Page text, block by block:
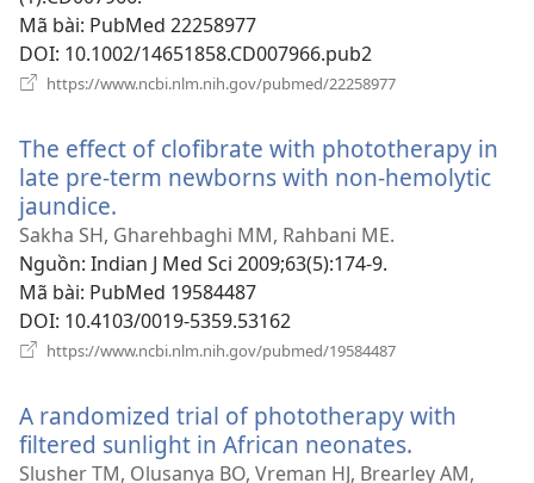
Mã bài‎: PubMed 22258977
DOI‎: 10.1002/14651858.CD007966.pub2
https://www.ncbi.nlm.nih.gov/pubmed/22258977
mới)
The effect of clofibrate with phototherapy in
late pre-term newborns with non-hemolytic
jaundice.
cửa
sổ
mới)
Sakha SH, Gharehbaghi MM, Rahbani ME.
Nguồn‎: Indian J Med Sci 2009;63(5):174-9.
Mã bài‎: PubMed 19584487
DOI‎: 10.4103/0019-5359.53162
https://www.ncbi.nlm.nih.gov/pubmed/19584487
mới)
A randomized trial of phototherapy with
filtered sunlight in African neonates.
cửa
Slusher TM, Olusanya BO, Vreman HJ, Brearley AM,